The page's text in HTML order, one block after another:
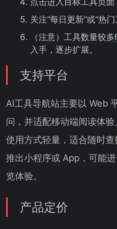
关注“每日更新”或“热
（注意）工具数量较
入手，逐步扩展。
支持平台
AI工具导航站主要以 Web
问，并适配移动端阅读体
使用方式轻量，适合随时
推出小程序或 App，可能
览体验。
产品定价